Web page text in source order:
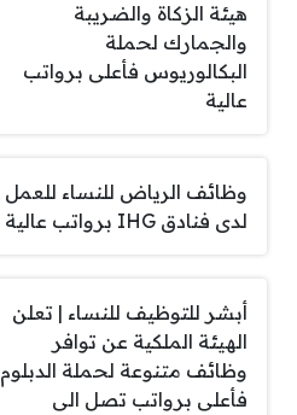
هيئة الزكاة والضريبة
والجمارك لحملة
البكالوريوس فأعلى برواتب
عالية
وظائف الرياض للنساء للعمل
لدى فنادق IHG برواتب عالية
أبشر للتوظيف للنساء | تعلن
الهيئة الملكية عن توافر
وظائف متنوعة لحملة الدبلوم
فأعلى برواتب تصل الى